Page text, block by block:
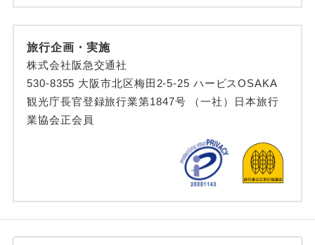
旅行企画・実施
株式会社阪急交通社
530-8355 大阪市北区梅田2-5-25 ハービスOSAKA
観光庁長官登録旅行業第1847号 （一社）日本旅行
業協会正会員